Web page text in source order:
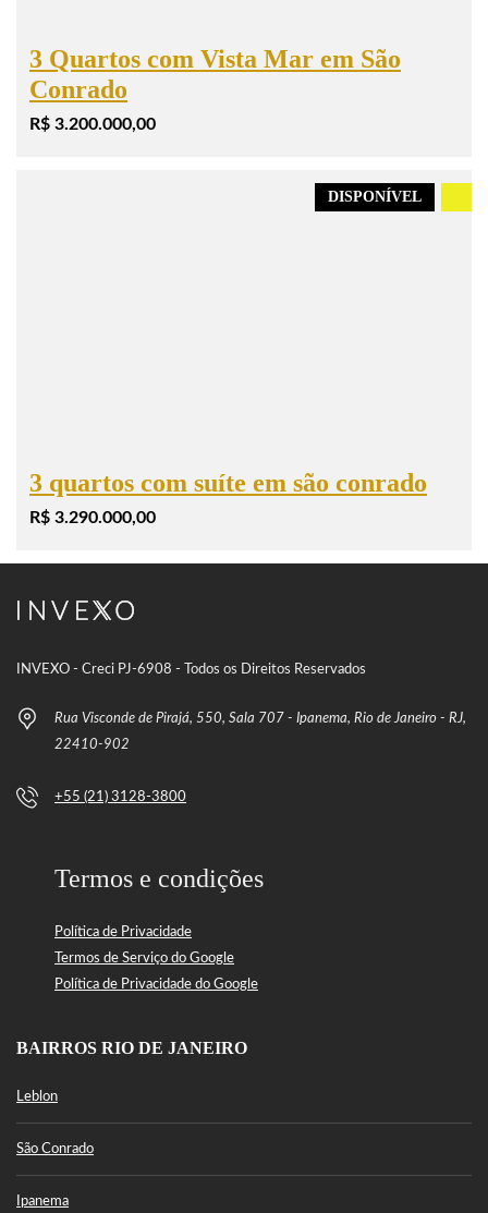
3 Quartos com Vista Mar em São
Conrado
R$ 3.200.000,00
DISPONÍVEL
3 quartos com suíte em são conrado
R$ 3.290.000,00
INVEXO - Creci PJ-6908 - Todos os Direitos Reservados
Rua Visconde de Pirajá, 550, Sala 707 - Ipanema, Rio de Janeiro - RJ,
22410-902
+55 (21) 3128-3800
Termos e condições
Política de Privacidade
Termos de Serviço do Google
Política de Privacidade do Google
BAIRROS RIO DE JANEIRO
Leblon
São Conrado
Ipanema